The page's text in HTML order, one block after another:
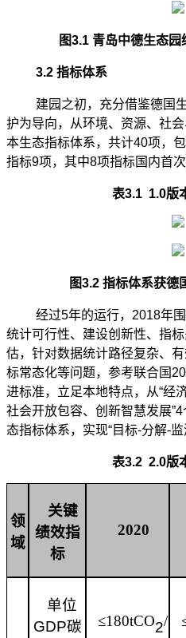
图3.1 青岛中德生态
3.2 指标体系
建园之初，充分借鉴德国
护为导向，从环境、资源、社
本生态指标体系，共计40项，
指标9项，其中8项指标国内首次
表3.1 1.0版
图3.2 指标体系获德
经过5年的运行，2018年
统计可行性、建设创新性、指
估，针对数据统计路径复杂、
标常态化等问题，参考联合国
进标准，立足本地特点，从“经
社会开放包容、创新智慧发展
态指标体系， 实现“目标-分解-
表3.2 2.0版
领
域
关键
绩效指
标
2020
单位
GDP碳
≤180tCO2/